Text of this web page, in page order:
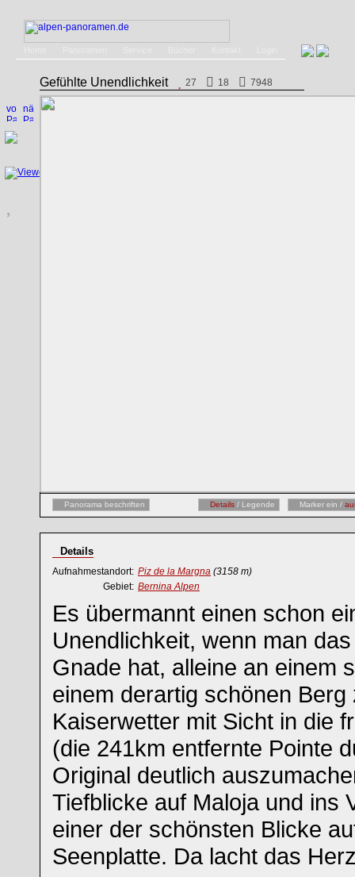
Gefühlte Unendlichkeit 27 18 7948
Panorama beschriften Details / Legende Marker ein /
Details
Aufnahmestandort: Piz de la Margna (3158 m)
Gebiet: Bernina Alpen
Es übermannt einen schon
Unendlichkeit, wenn man
Gnade hat, alleine an einem
einem derartig schönen Berg
Kaiserwetter mit Sicht in die
(die 241km entfernte Pointe
Original deutlich
Tiefblicke auf Maloja und ins
einer der schönsten Blicke
Seenplatte. Da lacht das